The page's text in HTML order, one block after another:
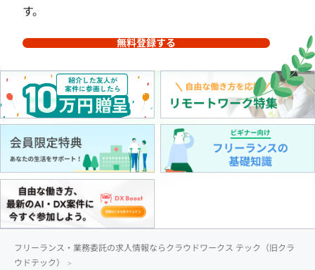
す。
無料登録する
フリーランス・業務委託の求人情報ならクラウドワークス テック（旧クラ
ウドテック）